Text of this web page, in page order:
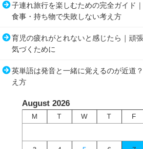
子連れ旅行を楽しむための完全ガイド
食事・持ち物で失敗しない考え方
育児の疲れがとれないと感じたら｜頑
気づくために
英単語は発音と一緒に覚えるのが近道
え方
August 2026
M T W T F